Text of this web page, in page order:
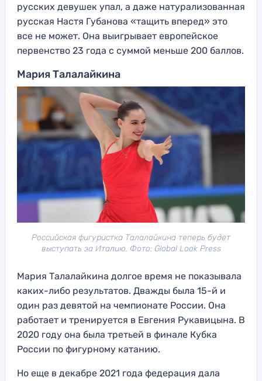
русских девушек упал, а даже натурализованная
русская Настя Губанова «тащить вперед» это
все не может. Она выигрывает европейское
первенство 23 года с суммой меньше 200 баллов.
Мария Талалайкина
Российская фигуристка Талалайкина теперь будет
выступать за Италию. Фото: Global Look Press
Мария Талалайкина долгое время не показывала
каких-либо результатов. Дважды была 15-й и
один раз девятой на чемпионате России. Она
работает и тренируется в Евгения Рукавицына. В
2020 году она была третьей в финале Кубка
России по фигурному катанию.
Но еще в декабре 2021 года федерация дала